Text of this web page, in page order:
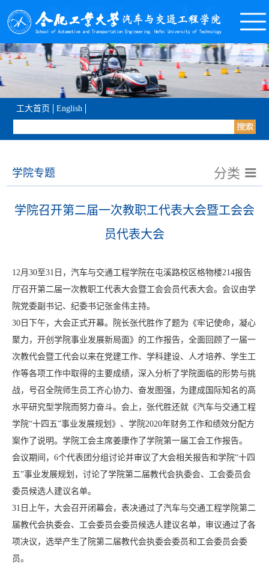
工大首页 English
学院专题 分类
学院召开第二届一次教职工代表大会暨工会会
员代表大会
12月30至31日，汽车与交通工程学院在屯溪路校区格物楼214报告
厅召开第二届一次教职工代表大会暨工会会员代表大会。会议由学
院党委副书记、纪委书记张金伟主持。
30日下午，大会正式开幕。院长张代胜作了题为《牢记使命，凝心
聚力，开创学院事业发展新局面》的工作报告，全面回顾了一届一
次教代会暨工代会以来在党建工作、学科建设、人才培养、学生工
作等各项工作中取得的主要成绩，深入分析了学院面临的形势与挑
战，号召全院师生员工齐心协力、奋发图强，为建成国际知名的高
水平研究型学院而努力奋斗。会上，张代胜还就《汽车与交通工程
学院“十四五”事业发展规划》、学院2020年财务工作和绩效分配方
案作了说明。学院工会主席姜康作了学院第一届工会工作报告。
会议期间，6个代表团分组讨论并审议了大会相关报告和学院“十四
五”事业发展规划，讨论了学院第二届教代会执委会、工会委员会
委员候选人建议名单。
31日上午，大会召开闭幕会，表决通过了汽车与交通工程学院第二
届教代会执委会、工会委员会委员候选人建议名单，审议通过了各
项决议，选举产生了院第二届教代会执委会委员和工会委员会委
员。